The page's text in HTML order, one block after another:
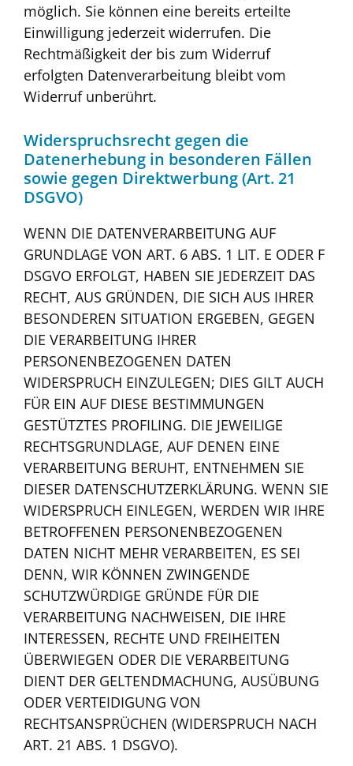
möglich. Sie können eine bereits erteilte
Einwilligung jederzeit widerrufen. Die
Rechtmäßigkeit der bis zum Widerruf
erfolgten Datenverarbeitung bleibt vom
Widerruf unberührt.
Widerspruchsrecht gegen die
Datenerhebung in besonderen Fällen
sowie gegen Direktwerbung (Art. 21
DSGVO)
WENN DIE DATENVERARBEITUNG AUF
GRUNDLAGE VON ART. 6 ABS. 1 LIT. E ODER F
DSGVO ERFOLGT, HABEN SIE JEDERZEIT DAS
RECHT, AUS GRÜNDEN, DIE SICH AUS IHRER
BESONDEREN SITUATION ERGEBEN, GEGEN
DIE VERARBEITUNG IHRER
PERSONENBEZOGENEN DATEN
WIDERSPRUCH EINZULEGEN; DIES GILT AUCH
FÜR EIN AUF DIESE BESTIMMUNGEN
GESTÜTZTES PROFILING. DIE JEWEILIGE
RECHTSGRUNDLAGE, AUF DENEN EINE
VERARBEITUNG BERUHT, ENTNEHMEN SIE
DIESER DATENSCHUTZERKLÄRUNG. WENN SIE
WIDERSPRUCH EINLEGEN, WERDEN WIR IHRE
BETROFFENEN PERSONENBEZOGENEN
DATEN NICHT MEHR VERARBEITEN, ES SEI
DENN, WIR KÖNNEN ZWINGENDE
SCHUTZWÜRDIGE GRÜNDE FÜR DIE
VERARBEITUNG NACHWEISEN, DIE IHRE
INTERESSEN, RECHTE UND FREIHEITEN
ÜBERWIEGEN ODER DIE VERARBEITUNG
DIENT DER GELTENDMACHUNG, AUSÜBUNG
ODER VERTEIDIGUNG VON
RECHTSANSPRÜCHEN (WIDERSPRUCH NACH
ART. 21 ABS. 1 DSGVO).